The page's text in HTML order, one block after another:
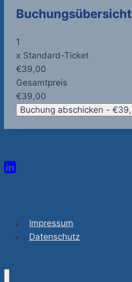
Buchungsübersicht
1
x Standard-Ticket
€39,00
Gesamtpreis
€39,00
Impressum
Datenschutz